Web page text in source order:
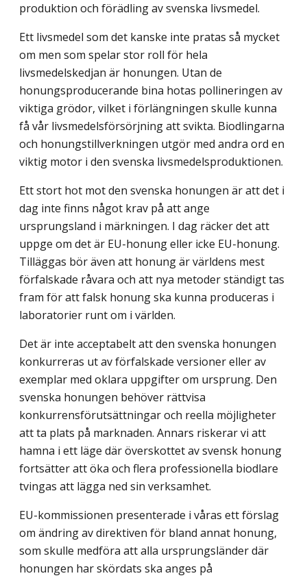
produktion och förädling av svenska livsmedel.
Ett livsmedel som det kanske inte pratas så mycket
om men som spelar stor roll för hela
livsmedelskedjan är honungen. Utan de
honungsproducerande bina hotas pollineringen av
viktiga grödor, vilket i förlängningen skulle kunna
få vår livsmedelsförsörjning att svikta. Biodlingarna
och honungstillverkningen utgör med andra ord en
viktig motor i den svenska livsmedelsproduktionen.
Ett stort hot mot den svenska honungen är att det i
dag inte finns något krav på att ange
ursprungsland i märkningen. I dag räcker det att
uppge om det är EU-honung eller icke EU-honung.
Tilläggas bör även att honung är världens mest
förfalskade råvara och att nya metoder ständigt tas
fram för att falsk honung ska kunna produceras i
laboratorier runt om i världen.
Det är inte acceptabelt att den svenska honungen
konkurreras ut av förfalskade versioner eller av
exemplar med oklara uppgifter om ursprung. Den
svenska honungen behöver rättvisa
konkurrensförutsättningar och reella möjligheter
att ta plats på marknaden. Annars riskerar vi att
hamna i ett läge där överskottet av svensk honung
fortsätter att öka och flera professionella biodlare
tvingas att lägga ned sin verksamhet.
EU-kommissionen presenterade i våras ett förslag
om ändring av direktiven för bland annat honung,
som skulle medföra att alla ursprungsländer där
honungen har skördats ska anges på